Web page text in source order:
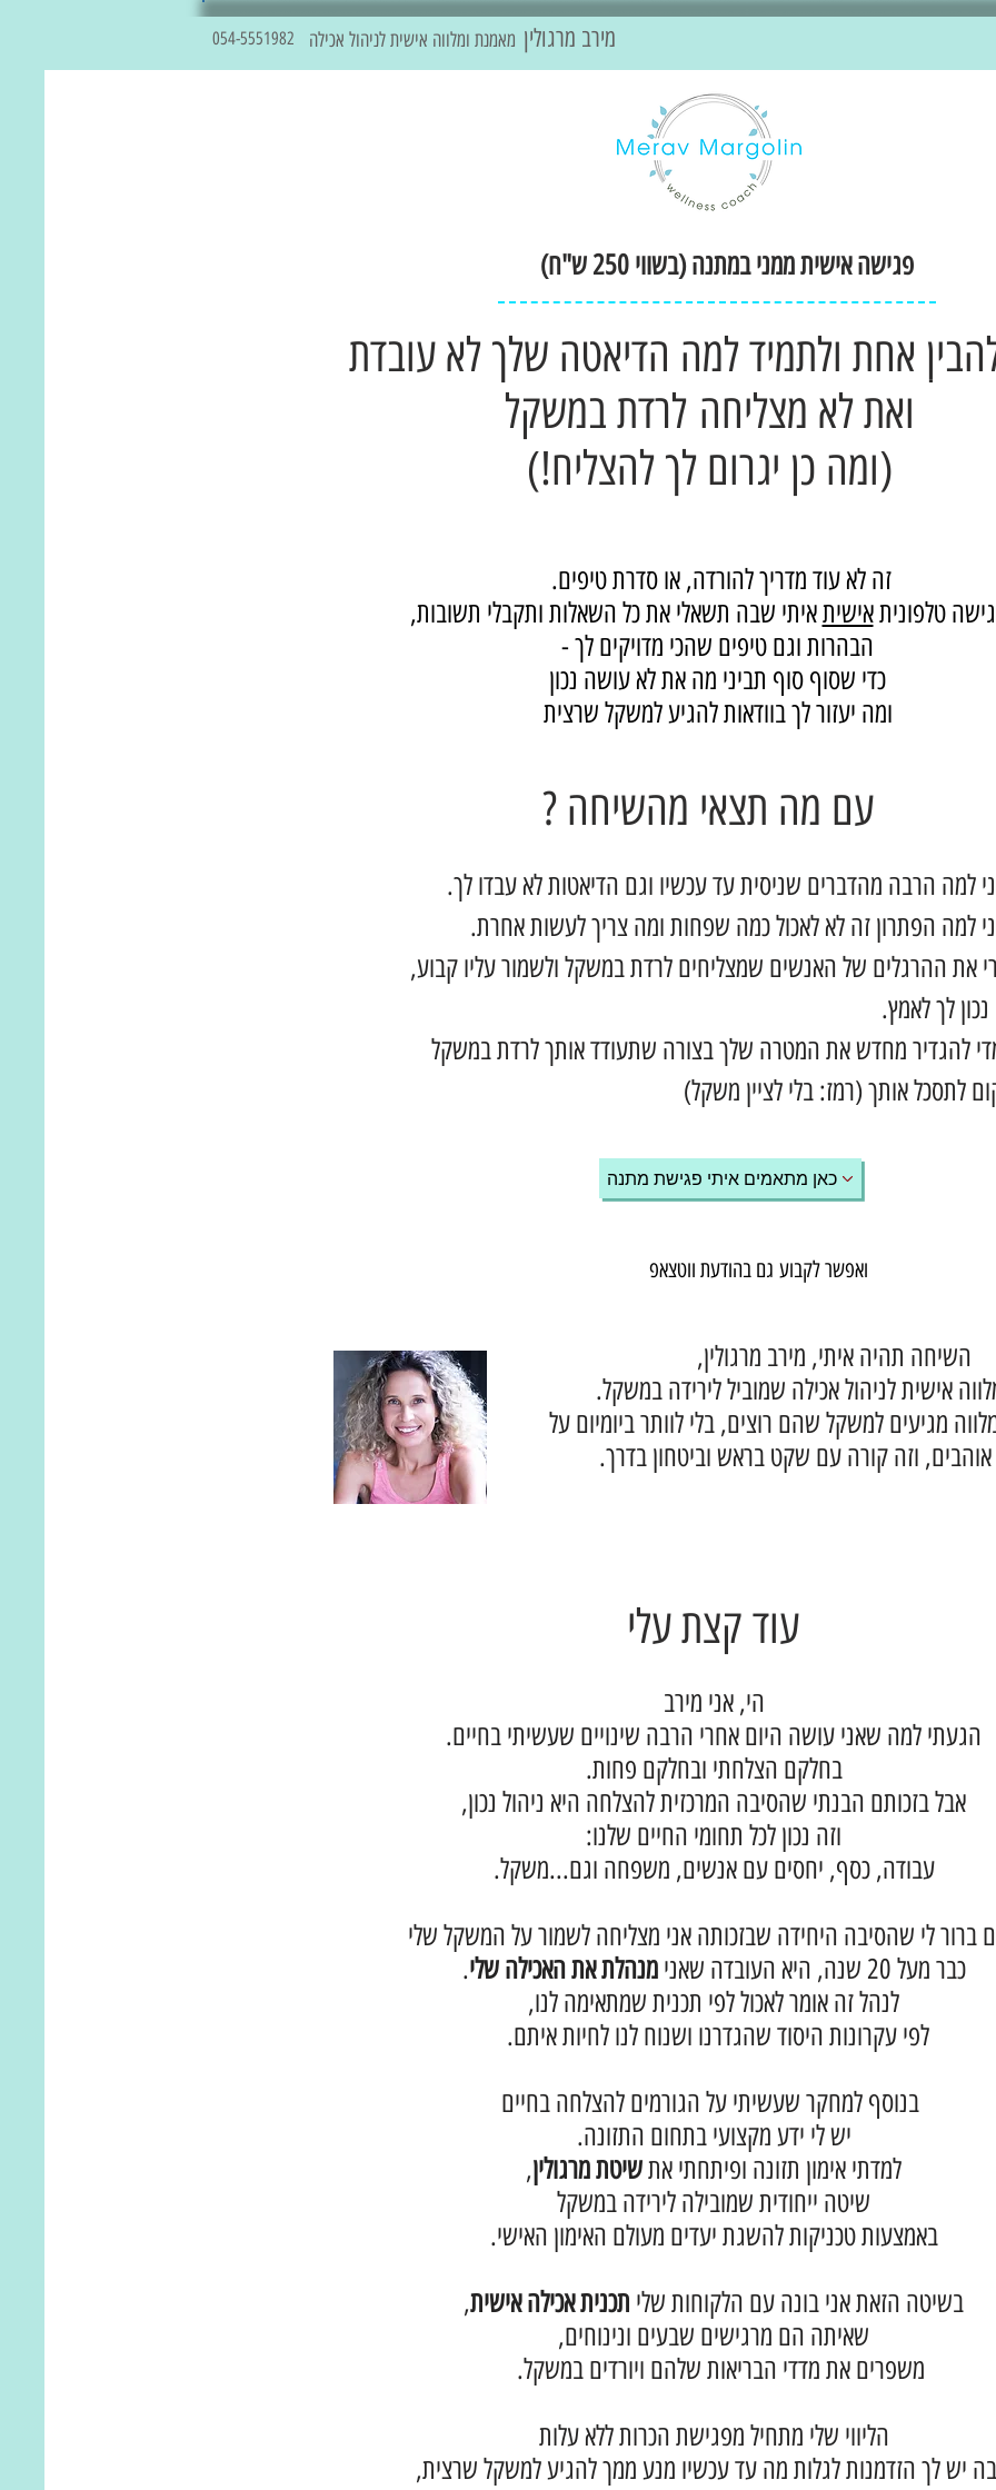
054-5551982 מירב מרגולין מאמנת ומלווה אישית לניהול אכילה
פגישה אישית ממני במתנה (בשווי 250 ש"ח)
אחת ולתמיד למה הדיאטה שלך לא עובדת
ואת לא מצליחה לרדת במשקל
(ומה כן יגרום לך להצליח!)
זה לא עוד מדריך להורדה, או סדרת טיפים.
טלפוניתאישיתאיתי שבה תשאלי את כל השאלות ותקבלי תשובות,
הבהרות וגם טיפים שהכי מדויקים לך -
כדי שסוף סוף תביני מה את לא עושה נכון
ומה יעזור לך בוודאות להגיע למשקל שרצית
עם מה תצאי מהשיחה ?
למה הרבה מהדברים שניסית עד עכשיו וגם הדיאטות לא עבדו לך.
למה הפתרון זה לא לאכול כמה שפחות ומה צריך לעשות אחרת.
את ההרגלים של האנשים שמצליחים לרדת במשקל ולשמור עליו קבוע,
לך לאמץ.
להגדיר מחדש את המטרה שלך בצורה שתעודד אותך לרדת במשקל
לתסכל אותך (רמז: בלי לציין משקל)
כאן מתאמים איתי פגישת מתנה
ואפשר לקבוע גם בהודעת ווטצאפ
השיחה תהיה איתי, מירב מרגולין,
אישית לניהול אכילה שמוביל לירידה במשקל.
מגיעים למשקל שהם רוצים, בלי לוותר ביומיום על
וזה קורה עם שקט בראש וביטחון בדרך.
עוד קצת עלי
הי, אני מירב
הגעתי למה שאני עושה היום אחרי הרבה שינויים שעשיתי בחיים.
בחלקם הצלחתי ובחלקם פחות.
אבל בזכותם הבנתי שהסיבה המרכזית להצלחה היא ניהול נכון,
וזה נכון לכל תחומי החיים שלנו:
עבודה, כסף, יחסים עם אנשים, משפחה וגם...משקל.
ברור לי שהסיבה היחידה שבזכותה אני מצליחה לשמור על המשקל שלי
כבר מעל 20 שנה, היא העובדה שאני
מנהלת את האכילה שלי.
לנהל זה אומר לאכול לפי תכנית שמתאימה לנו,
לפי עקרונות היסוד שהגדרנו ושנוח לנו לחיות איתם.
בנוסף למחקר שעשיתי על הגורמים להצלחה בחיים
יש לי ידע מקצועי בתחום התזונה.
למדתי אימון תזונה ופיתחתי אתשיטת מרגולין,
שיטה ייחודית שמובילה לירידה במשקל
באמצעות טכניקות להשגת יעדים מעולם האימון האישי.
בשיטה הזאת אני בונה עם הלקוחות שלי תכנית אכילה אישית,
שאיתה הם מרגישים שבעים ונינוחים,
משפרים את מדדי הבריאות שלהם ויורדים במשקל.
הליווי שלי מתחיל מפגישת הכרות ללא עלות
יש לך הזדמנות לגלות מה עד עכשיו מנע ממך להגיע למשקל שרצית,